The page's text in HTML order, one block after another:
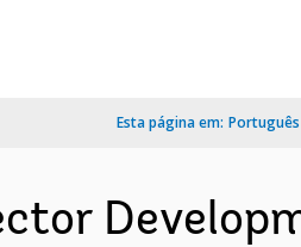
Esta página em: Português